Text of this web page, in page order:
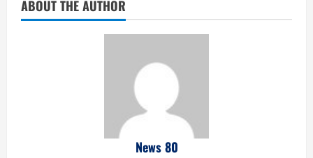
ABOUT THE AUTHOR
News 80